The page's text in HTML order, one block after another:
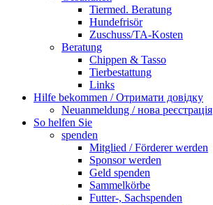
Tiermed. Beratung
Hundefrisör
Zuschuss/TA-Kosten
Beratung
Chippen & Tasso
Tierbestattung
Links
Hilfe bekommen / Отримати довідку
Neuanmeldung / нова реєстрація
So helfen Sie
spenden
Mitglied / Förderer werden
Sponsor werden
Geld spenden
Sammelkörbe
Futter-, Sachspenden